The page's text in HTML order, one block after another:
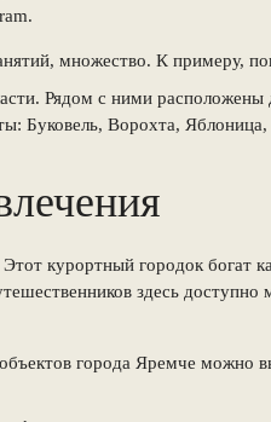
множество. К примеру,
Рядом с ними расположены
Буковель, Ворохта,
курортный городок богат
здесь доступно
города Яремче можно